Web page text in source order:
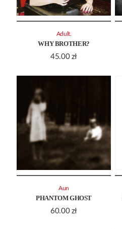
WHY BROTHER?
45.00 zł
Adult.
PHANTOM GHOST
60.00 zł
Aun